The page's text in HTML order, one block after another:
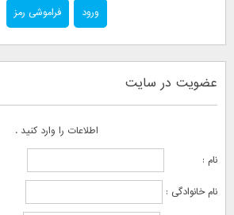
فراموشی رمز
عضویت در سایت
اطلاعات را وارد کنید .
نام :
نام خانوادگی :